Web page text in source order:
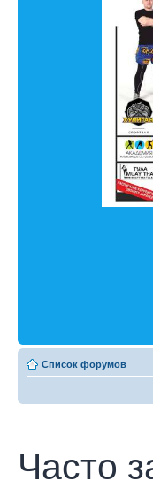
Список форумов
Часто